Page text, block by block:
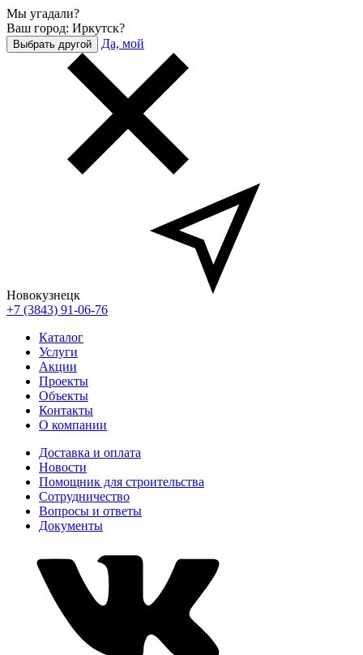
Мы угадали?
Ваш город: Иркутск?
Выбрать другой Да, мой
Новокузнецк
+7 (3843) 91-06-76
Каталог
Услуги
Акции
Проекты
Объекты
Контакты
О компании
Доставка и оплата
Новости
Помощник для строительства
Сотрудничество
Вопросы и ответы
Документы